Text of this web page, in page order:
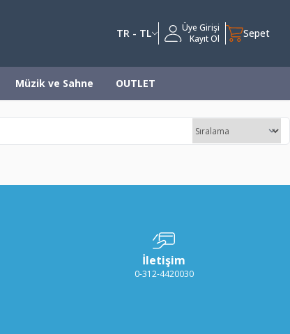
TR - TL
Üye Girişi
Kayıt Ol
Sepet
Müzik ve Sahne OUTLET
İletişim
0-312-4420030